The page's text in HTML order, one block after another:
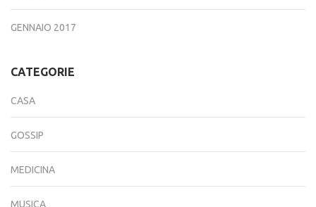
GENNAIO 2017
CATEGORIE
CASA
GOSSIP
MEDICINA
MUSICA